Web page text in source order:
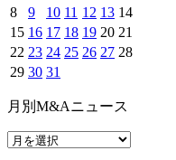
8
9 10 11 12 13 14
15 16 17 18 19 20 21
22 23 24 25 26 27 28
29 30 31
月別M&Aニュース